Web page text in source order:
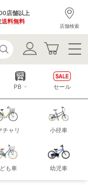
店舗以上
送料無料
店舗検索
チャリ 小径車
も車 幼児車
PB セール